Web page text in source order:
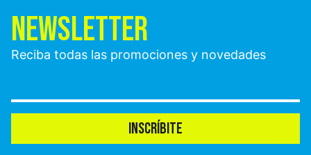
NEWSLETTER
Reciba todas las promociones y novedades
INSCRÍBITE